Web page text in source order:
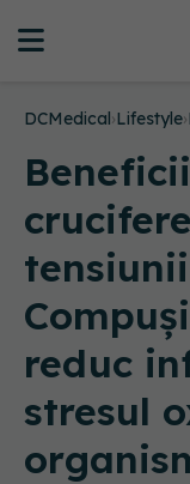
DCMedical›Lifestyle›
reduc
stresul